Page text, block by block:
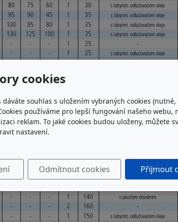
cookies
souhlas s uložením vybraných cookies
používáme pro lepší fungování našeho webu,
reklam. To jaké cookies budou uloženy, můžete
nastavení.
Odmítnout cookies Přijmout